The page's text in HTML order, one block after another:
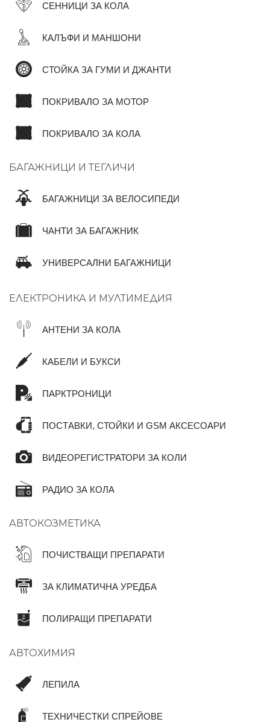
СЕННИЦИ ЗА КОЛА
КАЛЪФИ И МАНШОНИ
СТОЙКА ЗА ГУМИ И ДЖАНТИ
ПОКРИВАЛО ЗА МОТОР
ПОКРИВАЛО ЗА КОЛА
БАГАЖНИЦИ И ТЕГЛИЧИ
БАГАЖНИЦИ ЗА ВЕЛОСИПЕДИ
ЧАНТИ ЗА БАГАЖНИК
УНИВЕРСАЛНИ БАГАЖНИЦИ
ЕЛЕКТРОНИКА И МУЛТИМЕДИЯ
АНТЕНИ ЗА КОЛА
КАБЕЛИ И БУКСИ
ПАРКТРОНИЦИ
ПОСТАВКИ, СТОЙКИ И GSM АКСЕСОАРИ
ВИДЕОРЕГИСТРАТОРИ ЗА КОЛИ
РАДИО ЗА КОЛА
АВТОКОЗМЕТИКА
ПОЧИСТВАЩИ ПРЕПАРАТИ
ЗА КЛИМАТИЧНА УРЕДБА
ПОЛИРАЩИ ПРЕПАРАТИ
АВТОХИМИЯ
ЛЕПИЛА
ТЕХНИЧЕСТКИ СПРЕЙОВЕ